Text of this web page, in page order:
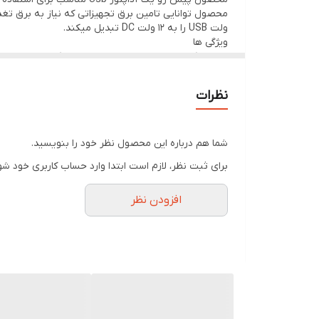
ولت USB را به 12 ولت DC تبدیل میکند‌.
ویژگی ها
-روشن کردن مودم های رومیزی با پاوربانک
نظرات
شما هم درباره این محصول نظر خود را بنویسید.
برای ثبت نظر، لازم است ابتدا وارد حساب کاربری خود
افزودن نظر